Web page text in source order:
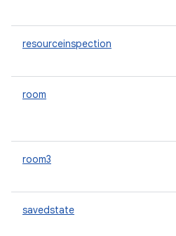
resourceinspection
room
room3
savedstate